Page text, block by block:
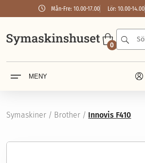
Mån-Fre: 10.00-17.00 Lör: 10.00-14.00
0
MENY
Symaskiner
Brother
Symaskiner / Brother / Innovis F410